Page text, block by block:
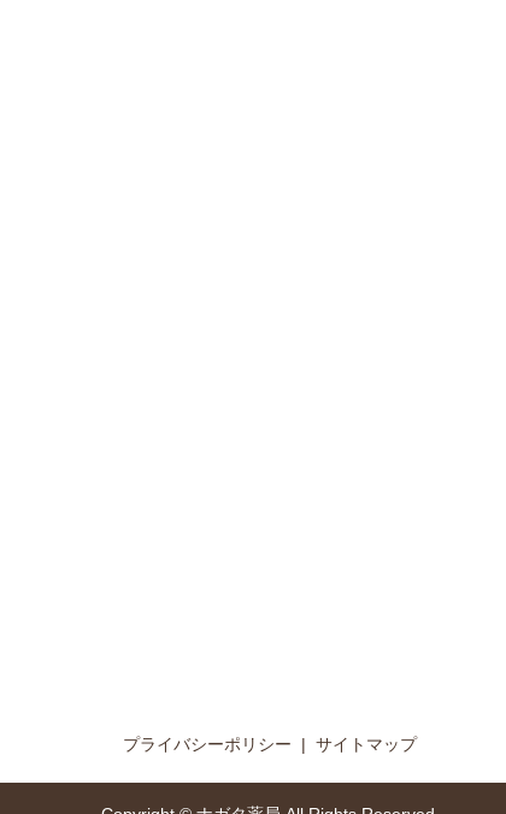
プライバシーポリシー サイトマップ